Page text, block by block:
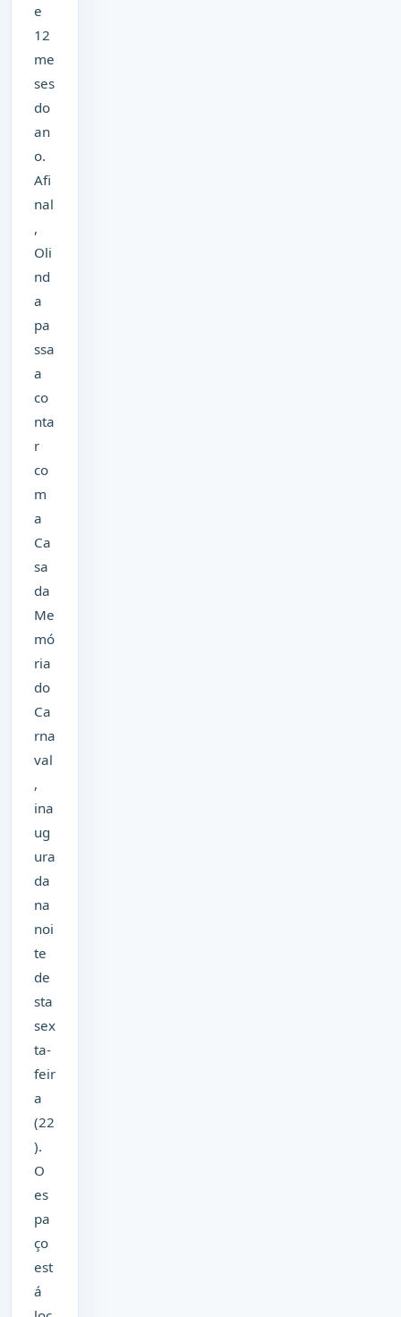
e
12
me
ses
do
an
o.
Afi
nal
,
Oli
nd
a
pa
ssa
a
co
nta
r
co
m
a
Ca
sa
da
Me
mó
ria
do
Ca
rna
val
,
ina
ug
ura
da
na
noi
te
de
sta
sex
ta-
feir
a
(22
).
O
es
pa
ço
est
á